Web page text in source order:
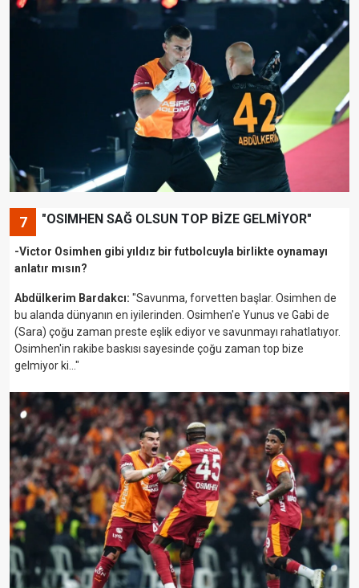
7 "OSIMHEN SAĞ OLSUN TOP BİZE GELMİYOR"
-Victor Osimhen gibi yıldız bir futbolcuyla birlikte oynamayı
anlatır mısın?
Abdülkerim Bardakcı: "Savunma, forvetten başlar. Osimhen de
bu alanda dünyanın en iyilerinden. Osimhen'e Yunus ve Gabi de
(Sara) çoğu zaman preste eşlik ediyor ve savunmayı rahatlatıyor.
Osimhen'in rakibe baskısı sayesinde çoğu zaman top bize
gelmiyor ki…"